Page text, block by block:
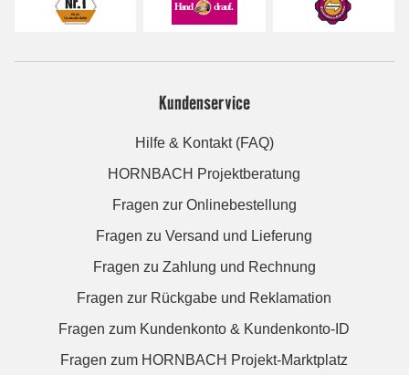
Kundenservice
Hilfe & Kontakt (FAQ)
HORNBACH Projektberatung
Fragen zur Onlinebestellung
Fragen zu Versand und Lieferung
Fragen zu Zahlung und Rechnung
Fragen zur Rückgabe und Reklamation
Fragen zum Kundenkonto & Kundenkonto-ID
Fragen zum HORNBACH Projekt-Marktplatz